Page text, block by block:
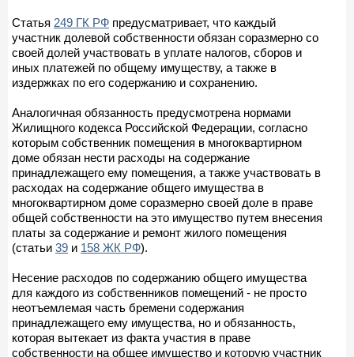
Статья 249 ГК РФ предусматривает, что каждый
участник долевой собственности обязан соразмерно со
своей долей участвовать в уплате налогов, сборов и
иных платежей по общему имуществу, а также в
издержках по его содержанию и сохранению.
Аналогичная обязанность предусмотрена нормами
Жилищного кодекса Российской Федерации, согласно
которым собственник помещения в многоквартирном
доме обязан нести расходы на содержание
принадлежащего ему помещения, а также участвовать в
расходах на содержание общего имущества в
многоквартирном доме соразмерно своей доле в праве
общей собственности на это имущество путем внесения
платы за содержание и ремонт жилого помещения
(статьи 39 и 158 ЖК РФ).
Несение расходов по содержанию общего имущества
для каждого из собственников помещений - не просто
неотъемлемая часть бремени содержания
принадлежащего ему имущества, но и обязанность,
которая вытекает из факта участия в праве
собственности на общее имущество и которую участник